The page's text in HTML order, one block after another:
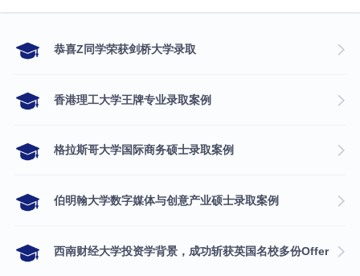
​恭喜Z同学荣获剑桥大学录取
香港理工大学王牌专业录取案例
格拉斯哥大学国际商务硕士录取案例
伯明翰大学数字媒体与创意产业硕士录取案例
西南财经大学投资学背景，成功斩获英国名校多份Offer